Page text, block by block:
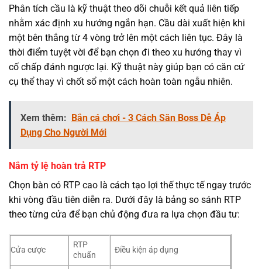
Phân tích cầu là kỹ thuật theo dõi chuỗi kết quả liên tiếp
nhằm xác định xu hướng ngắn hạn. Cầu dài xuất hiện khi
một bên thắng từ 4 vòng trở lên một cách liên tục. Đây là
thời điểm tuyệt vời để bạn chọn đi theo xu hướng thay vì
cố chấp đánh ngược lại. Kỹ thuật này giúp bạn có căn cứ
cụ thể thay vì chốt sổ một cách hoàn toàn ngẫu nhiên.
Xem thêm: Bắn cá chơi - 3 Cách Săn Boss Dễ Áp
Dụng Cho Người Mới
Nắm tỷ lệ hoàn trả RTP
Chọn bàn có RTP cao là cách tạo lợi thế thực tế ngay trước
khi vòng đầu tiên diễn ra. Dưới đây là bảng so sánh RTP
theo từng cửa để bạn chủ động đưa ra lựa chọn đầu tư:
Cửa cược
RTP
chuẩn
Điều kiện áp dụng